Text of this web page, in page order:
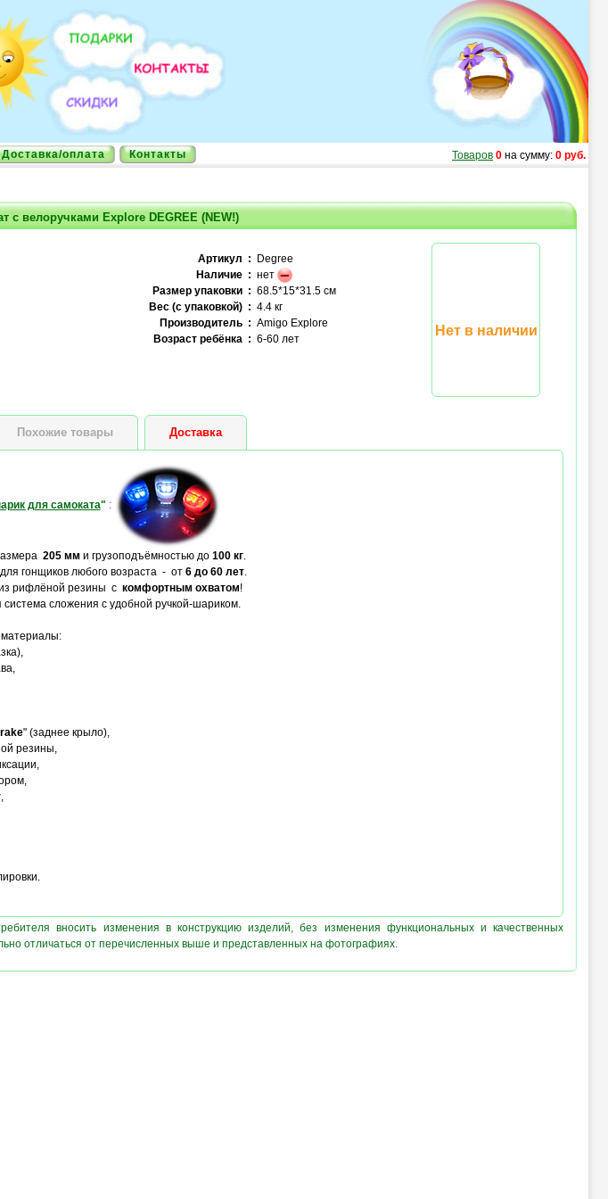
Доставка/оплата Контакты Товаров 0 на сумму: 0 руб.
с велоручками Explore DEGREE (NEW!)
Артикул : Degree
Наличие : нет
Размер упаковки : 68.5*15*31.5 см
Вес (с упаковкой) : 4.4 кг
Производитель : Amigo Explore
Возраст ребёнка : 6-60 лет
Нет в наличии
Похожие товары Доставка
для самоката" :
205 мм и грузоподъёмностью до 100 кг.
гонщиков любого возраста - от 6 до 60 лет.
рифлёной резины с комфортным охватом!
система сложения с удобной ручкой-шариком.
" (заднее крыло),
резины,
,
вносить изменения в конструкцию изделий, без изменения функциональных и качественных
отличаться от перечисленных выше и представленных на фотографиях.